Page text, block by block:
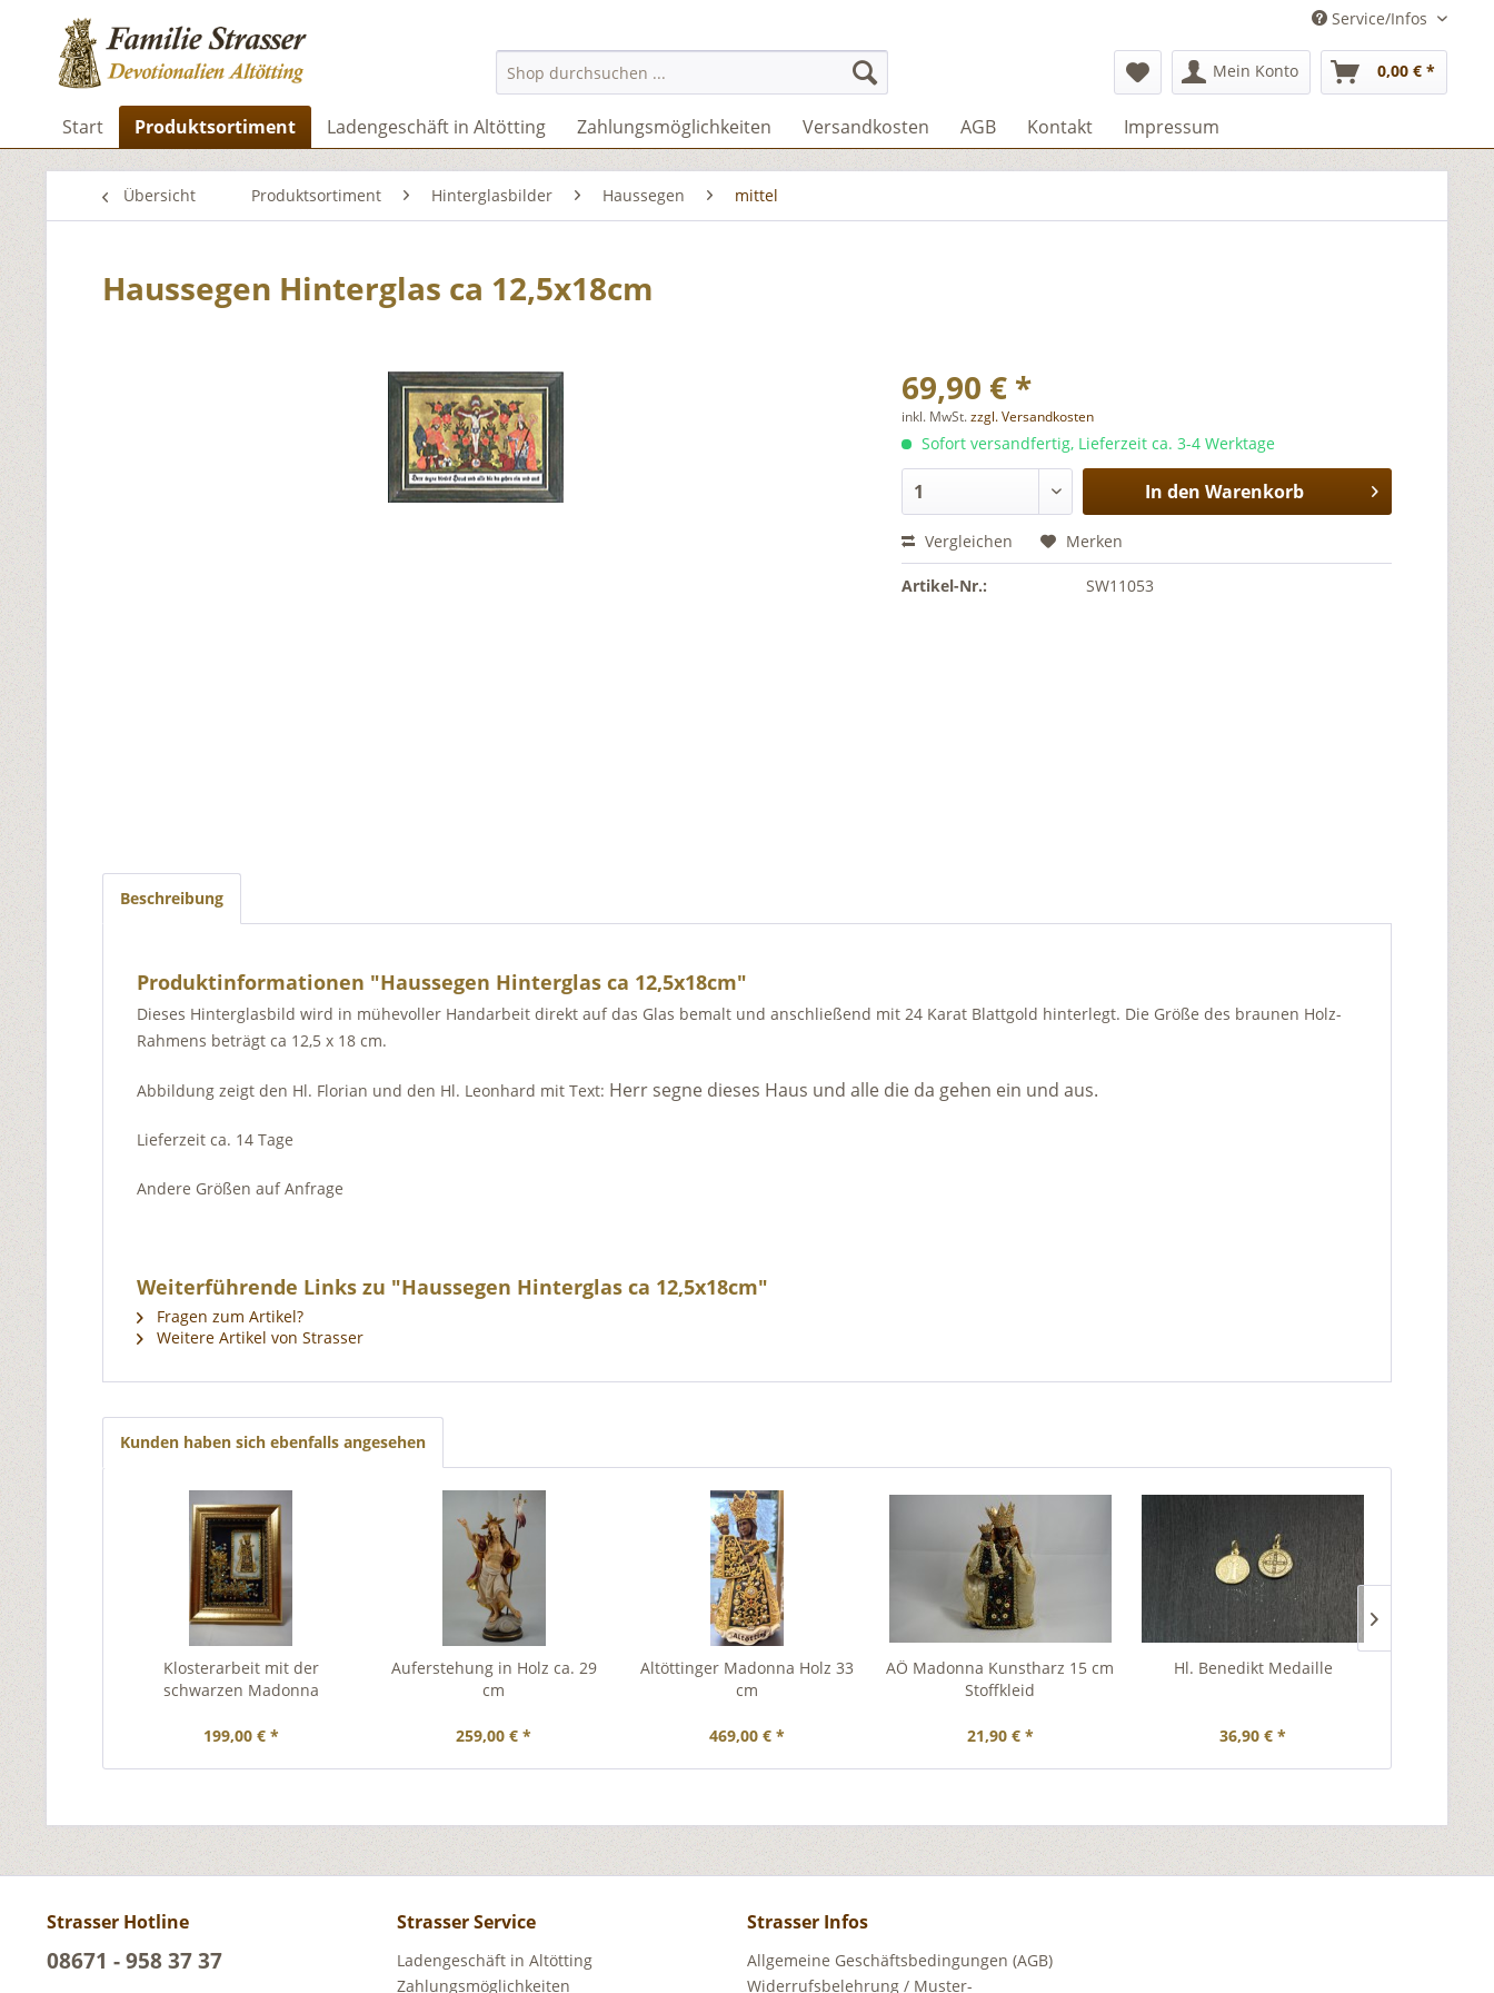
Service/Infos
Mein Konto 0,00 € *
Start Produktsortiment Ladengeschäft in Altötting Zahlungsmöglichkeiten Versandkosten AGB Kontakt Impressum
Übersicht Produktsortiment Hinterglasbilder Haussegen mittel
Haussegen Hinterglas ca 12,5x18cm
69,90 € *
inkl. MwSt.zzgl. Versandkosten
Sofort versandfertig, Lieferzeit ca. 3-4 Werktage
In den Warenkorb
Vergleichen Merken
Artikel-Nr.: SW11053
Beschreibung
Produktinformationen "Haussegen Hinterglas ca 12,5x18cm"
Dieses Hinterglasbild wird in mühevoller Handarbeit direkt auf das Glas bemalt und anschließend mit 24 Karat Blattgold hinterlegt. Die Größe des braunen Holz-
Rahmens beträgt ca 12,5 x 18 cm.
Abbildung zeigt den Hl. Florian und den Hl. Leonhard mit Text: Herr segne dieses Haus und alle die da gehen ein und aus.
Lieferzeit ca. 14 Tage
Andere Größen auf Anfrage
Weiterführende Links zu "Haussegen Hinterglas ca 12,5x18cm"
Fragen zum Artikel?
Weitere Artikel von Strasser
Kunden haben sich ebenfalls angesehen
Klosterarbeit mit der
schwarzen Madonna
199,00 € *
Auferstehung in Holz ca. 29
cm
259,00 € *
Altöttinger Madonna Holz 33
cm
469,00 € *
AÖ Madonna Kunstharz 15 cm
Stoffkleid
21,90 € *
Hl. Benedikt Medaille
36,90 € *
10 mm
Strasser Hotline
08671 - 958 37 37
Strasser Service
Ladengeschäft in Altötting
Zahlungsmöglichkeiten
Strasser Infos
Allgemeine Geschäftsbedingungen (AGB)
Widerrufsbelehrung / Muster-